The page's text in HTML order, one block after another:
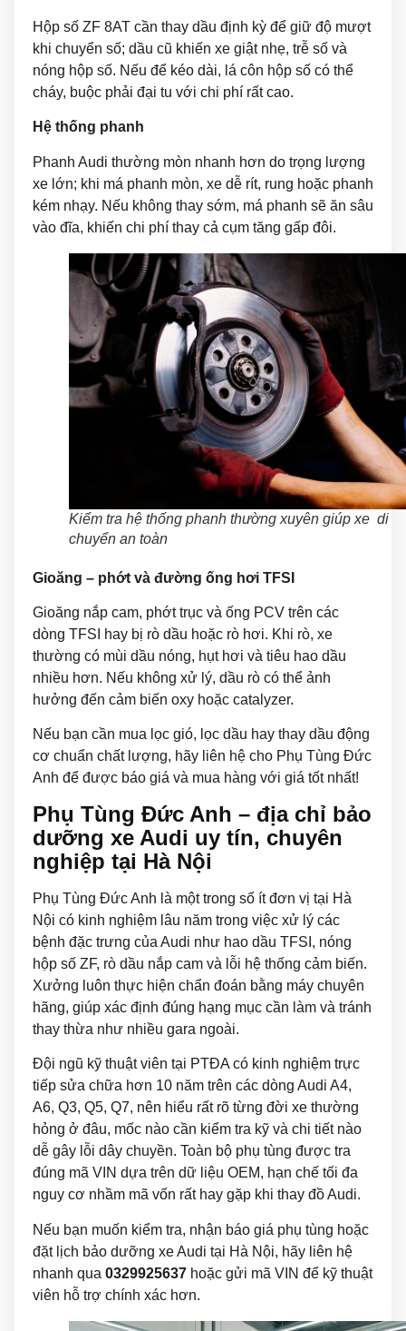
Hộp số ZF 8AT cần thay dầu định kỳ để giữ độ mượt
khi chuyển số; dầu cũ khiến xe giật nhẹ, trễ số và
nóng hộp số. Nếu để kéo dài, lá côn hộp số có thể
cháy, buộc phải đại tu với chi phí rất cao.
Hệ thống phanh
Phanh Audi thường mòn nhanh hơn do trọng lượng
xe lớn; khi má phanh mòn, xe dễ rít, rung hoặc phanh
kém nhạy. Nếu không thay sớm, má phanh sẽ ăn sâu
vào đĩa, khiến chi phí thay cả cụm tăng gấp đôi.
Kiểm tra hệ thống phanh thường xuyên giúp xe di
chuyển an toàn
Gioăng – phớt và đường ống hơi TFSI
Gioăng nắp cam, phớt trục và ống PCV trên các
dòng TFSI hay bị rò dầu hoặc rò hơi. Khi rò, xe
thường có mùi dầu nóng, hụt hơi và tiêu hao dầu
nhiều hơn. Nếu không xử lý, dầu rò có thể ảnh
hưởng đến cảm biến oxy hoặc catalyzer.
Nếu bạn cần mua lọc gió, lọc dầu hay thay dầu động
cơ chuẩn chất lượng, hãy liên hệ cho Phụ Tùng Đức
Anh để được báo giá và mua hàng với giá tốt nhất!
Phụ Tùng Đức Anh – địa chỉ bảo
dưỡng xe Audi uy tín, chuyên
nghiệp tại Hà Nội
Phụ Tùng Đức Anh là một trong số ít đơn vị tại Hà
Nội có kinh nghiệm lâu năm trong việc xử lý các
bệnh đặc trưng của Audi như hao dầu TFSI, nóng
hộp số ZF, rò dầu nắp cam và lỗi hệ thống cảm biến.
Xưởng luôn thực hiện chẩn đoán bằng máy chuyên
hãng, giúp xác định đúng hạng mục cần làm và tránh
thay thừa như nhiều gara ngoài.
Đội ngũ kỹ thuật viên tại PTĐA có kinh nghiệm trực
tiếp sửa chữa hơn 10 năm trên các dòng Audi A4,
A6, Q3, Q5, Q7, nên hiểu rất rõ từng đời xe thường
hỏng ở đâu, mốc nào cần kiểm tra kỹ và chi tiết nào
dễ gây lỗi dây chuyền. Toàn bộ phụ tùng được tra
đúng mã VIN dựa trên dữ liệu OEM, hạn chế tối đa
nguy cơ nhầm mã vốn rất hay gặp khi thay đồ Audi.
Nếu bạn muốn kiểm tra, nhận báo giá phụ tùng hoặc
đặt lịch bảo dưỡng xe Audi tại Hà Nội, hãy liên hệ
nhanh qua 0329925637 hoặc gửi mã VIN để kỹ thuật
viên hỗ trợ chính xác hơn.